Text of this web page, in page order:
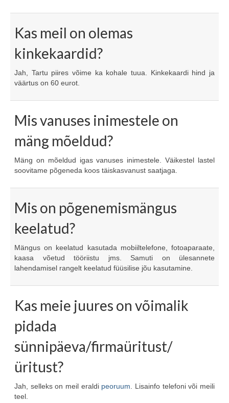
Kas meil on olemas
kinkekaardid?
Jah, Tartu piires võime ka kohale tuua. Kinkekaardi hind ja
väärtus on 60 eurot.
Mis vanuses inimestele on
mäng mõeldud?
Mäng on mõeldud igas vanuses inimestele. Väikestel lastel
soovitame põgeneda koos täiskasvanust saatjaga.
Mis on põgenemismängus
keelatud?
Mängus on keelatud kasutada mobiiltelefone, fotoaparaate,
kaasa võetud tööriistu jms. Samuti on ülesannete
lahendamisel rangelt keelatud füüsilise jõu kasutamine.
Kas meie juures on võimalik
pidada
sünnipäeva/firmaüritust/
üritust?
Jah, selleks on meil eraldi peoruum . Lisainfo telefoni või meili
teel.